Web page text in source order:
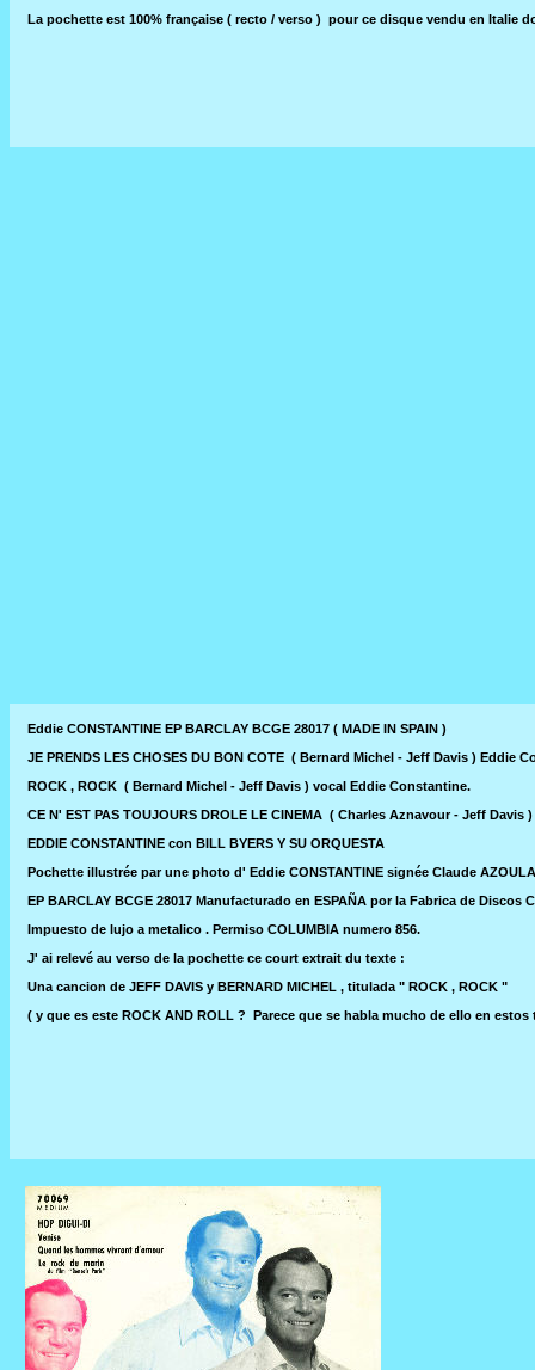
La pochette est 100% française ( recto / verso ) pour ce disque vendu en Italie
Eddie CONSTANTINE EP BARCLAY BCGE 28017 ( MADE IN SPAIN )
JE PRENDS LES CHOSES DU BON COTE ( Bernard Michel - Jeff Davis ) Eddie
ROCK , ROCK ( Bernard Michel - Jeff Davis ) vocal Eddie Constantine.
CE N' EST PAS TOUJOURS DROLE LE CINEMA ( Charles Aznavour - Jeff Davis
EDDIE CONSTANTINE con BILL BYERS Y SU ORQUESTA
Pochette illustrée par une photo d' Eddie CONSTANTINE signée Claude
EP BARCLAY BCGE 28017 Manufacturado en ESPAÑA por la Fabrica de Discos
Impuesto de lujo a metalico . Permiso COLUMBIA numero 856.
J' ai relevé au verso de la pochette ce court extrait du texte :
Una cancion de JEFF DAVIS y BERNARD MICHEL , titulada " ROCK , ROCK "
( y que es este ROCK AND ROLL ? Parece que se habla mucho de ello en